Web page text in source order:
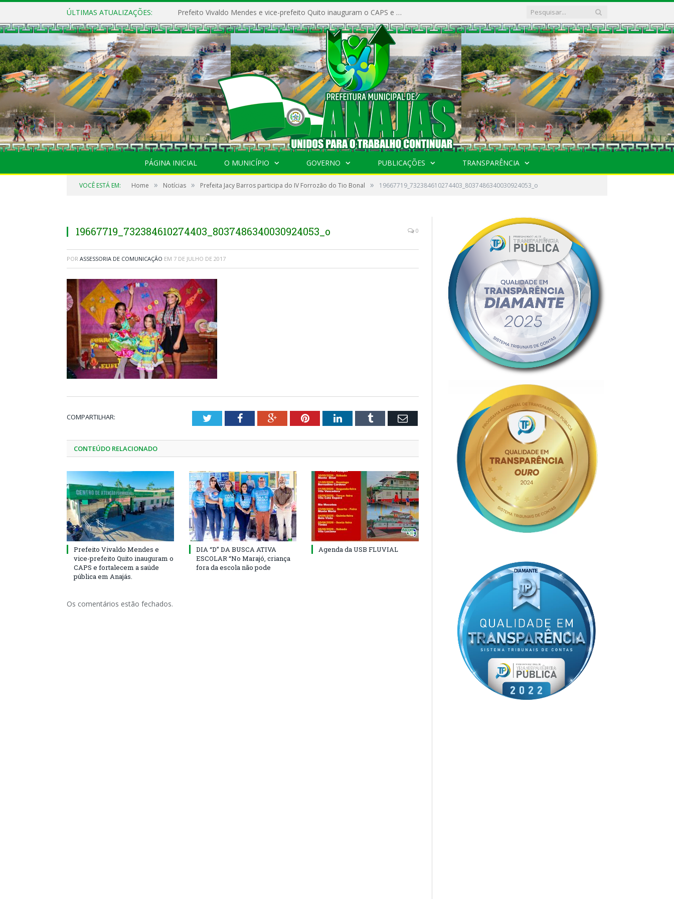
ÚLTIMAS ATUALIZAÇÕES: Prefeito Vivaldo Mendes e vice-prefeito Quito inauguram o CAPS e fortalecem a saúde pública em Anajás.
PÁGINA INICIAL O MUNICÍPIO GOVERNO PUBLICAÇÕES TRANSPARÊNCIA
VOCÊ ESTÁ EM: Home » Notícias » Prefeita Jacy Barros participa do IV Forrozão do Tio Bonal » 19667719_732384610274403_8037486340030924053_o
19667719_732384610274403_8037486340030924053_o 0
POR ASSESSORIA DE COMUNICAÇÃO EM 7 DE JULHO DE 2017
COMPARTILHAR: TwitterFacebookGoogle+PinterestLinkedInTumblr Email
CONTEÚDO RELACIONADO
Prefeito Vivaldo Mendes e
vice-prefeito Quito inauguram o
CAPS e fortalecem a saúde
pública em Anajás.
DIA “D” DA BUSCA ATIVA
ESCOLAR “No Marajó, criança
fora da escola não pode
Agenda da USB FLUVIAL
Os comentários estão fechados.